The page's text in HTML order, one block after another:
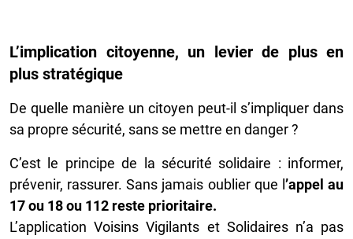
L’implication citoyenne, un levier de plus en
plus stratégique
De quelle manière un citoyen peut-il s’impliquer dans
sa propre sécurité, sans se mettre en danger ?
C’est le principe de la sécurité solidaire : informer,
prévenir, rassurer. Sans jamais oublier que l ’appel au
17 ou 18 ou 112 reste prioritaire.
L’application Voisins Vigilants et Solidaires n’a pas